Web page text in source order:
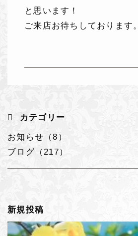
カテゴリー
お知らせ（8）
ブログ（217）
と思います！
ご来店お待ちしております。
新規投稿